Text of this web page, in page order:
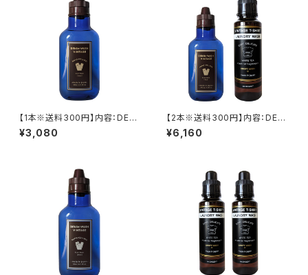
【1本※送料300円】内容：DENI
M-WASH VINTAGE(GOLD※
フローラル)/1本
¥3,080
【2本※送料300円】内容：DENI
M-WASH VINTAGE(GOLD※
フローラル)/1本＋VINTAGE T-
¥6,160